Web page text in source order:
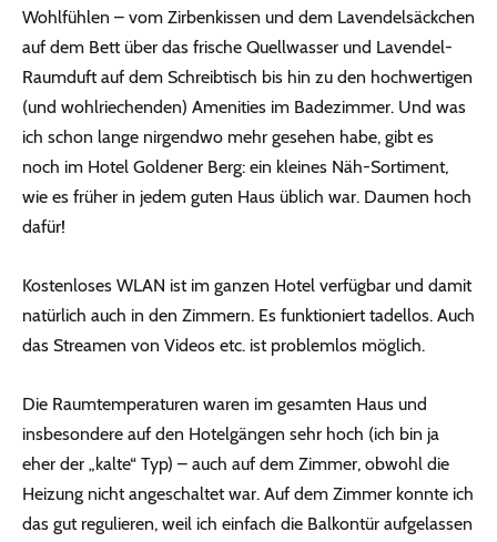
Wohlfühlen – vom Zirbenkissen und dem Lavendelsäckchen
auf dem Bett über das frische Quellwasser und Lavendel-
Raumduft auf dem Schreibtisch bis hin zu den hochwertigen
(und wohlriechenden) Amenities im Badezimmer. Und was
ich schon lange nirgendwo mehr gesehen habe, gibt es
noch im Hotel Goldener Berg: ein kleines Näh-Sortiment,
wie es früher in jedem guten Haus üblich war. Daumen hoch
dafür!
Kostenloses WLAN ist im ganzen Hotel verfügbar und damit
natürlich auch in den Zimmern. Es funktioniert tadellos. Auch
das Streamen von Videos etc. ist problemlos möglich.
Die Raumtemperaturen waren im gesamten Haus und
insbesondere auf den Hotelgängen sehr hoch (ich bin ja
eher der „kalte“ Typ) – auch auf dem Zimmer, obwohl die
Heizung nicht angeschaltet war. Auf dem Zimmer konnte ich
das gut regulieren, weil ich einfach die Balkontür aufgelassen